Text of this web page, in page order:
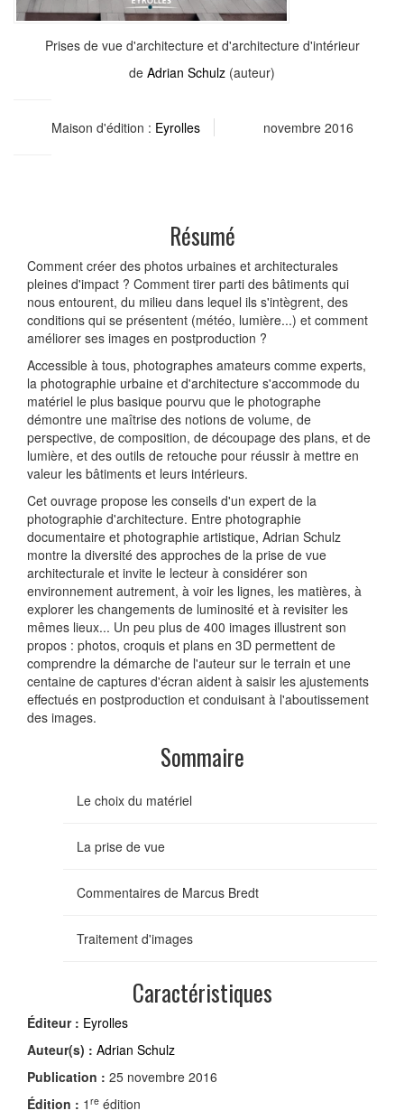
Prises de vue d'architecture et d'architecture d'intérieur
de Adrian Schulz (auteur)
Maison d'édition : Eyrolles novembre 2016
Résumé
Comment créer des photos urbaines et architecturales
pleines d'impact ? Comment tirer parti des bâtiments qui
nous entourent, du milieu dans lequel ils s'intègrent, des
conditions qui se présentent (météo, lumière...) et comment
améliorer ses images en postproduction ?
Accessible à tous, photographes amateurs comme experts,
la photographie urbaine et d'architecture s'accommode du
matériel le plus basique pourvu que le photographe
démontre une maîtrise des notions de volume, de
perspective, de composition, de découpage des plans, et de
lumière, et des outils de retouche pour réussir à mettre en
valeur les bâtiments et leurs intérieurs.
Cet ouvrage propose les conseils d'un expert de la
photographie d'architecture. Entre photographie
documentaire et photographie artistique, Adrian Schulz
montre la diversité des approches de la prise de vue
architecturale et invite le lecteur à considérer son
environnement autrement, à voir les lignes, les matières, à
explorer les changements de luminosité et à revisiter les
mêmes lieux... Un peu plus de 400 images illustrent son
propos : photos, croquis et plans en 3D permettent de
comprendre la démarche de l'auteur sur le terrain et une
centaine de captures d'écran aident à saisir les ajustements
effectués en postproduction et conduisant à l'aboutissement
des images.
Sommaire
Le choix du matériel
La prise de vue
Commentaires de Marcus Bredt
Traitement d'images
Caractéristiques
Éditeur : Eyrolles
Auteur(s) : Adrian Schulz
Publication : 25 novembre 2016
Édition : 1 re édition